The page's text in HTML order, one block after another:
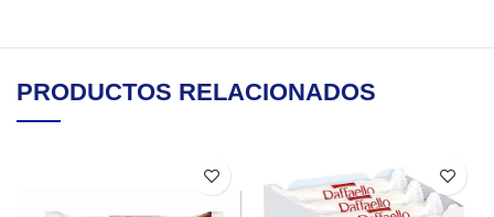
PRODUCTOS RELACIONADOS